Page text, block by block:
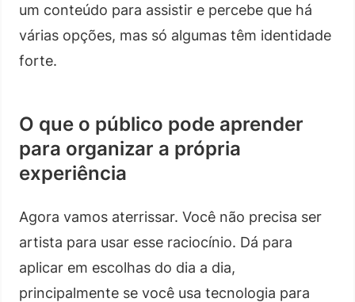
um conteúdo para assistir e percebe que há
várias opções, mas só algumas têm identidade
forte.
O que o público pode aprender
para organizar a própria
experiência
Agora vamos aterrissar. Você não precisa ser
artista para usar esse raciocínio. Dá para
aplicar em escolhas do dia a dia,
principalmente se você usa tecnologia para